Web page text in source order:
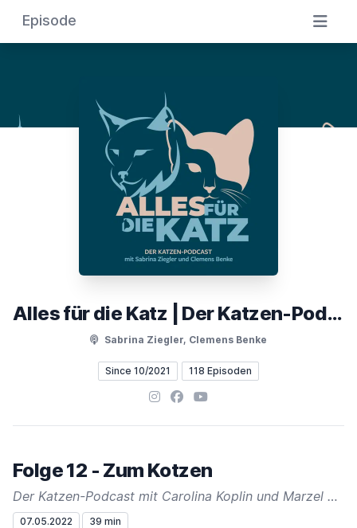
Episode
Alles für die Katz | Der Katzen-Podcast
Sabrina Ziegler, Clemens Benke
Since 10/2021 118 Episoden
Instagram
Facebook
YouTube
Folge 12 - Zum Kotzen
Der Katzen-Podcast mit Carolina Koplin und Marzel Becker
07.05.2022 39 min